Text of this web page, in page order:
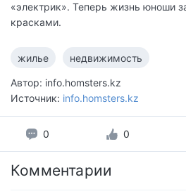
«электрик». Теперь жизнь юноши
красками.
жилье недвижимость
Автор: info.homsters.kz
Источник: info.homsters.kz
0 0
Комментарии